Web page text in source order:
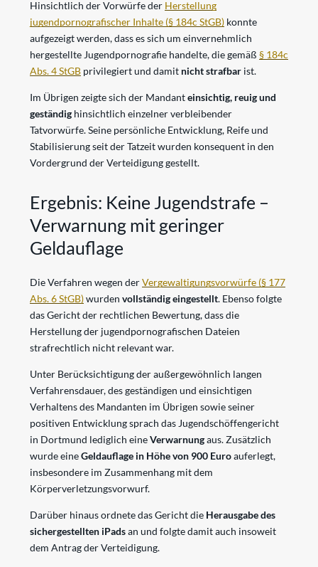
Hinsichtlich der Vorwürfe der Herstellung
jugendpornografischer Inhalte (§ 184c StGB) konnte
aufgezeigt werden, dass es sich um einvernehmlich
hergestellte Jugendpornografie handelte, die gemäß § 184c
Abs. 4 StGB privilegiert und damit nicht strafbar ist.
Im Übrigen zeigte sich der Mandanteinsichtig, reuig und
geständig hinsichtlich einzelner verbleibender
Tatvorwürfe. Seine persönliche Entwicklung, Reife und
Stabilisierung seit der Tatzeit wurden konsequent in den
Vordergrund der Verteidigung gestellt.
Ergebnis: Keine Jugendstrafe –
Verwarnung mit geringer
Geldauflage
Die Verfahren wegen derVergewaltigungsvorwürfe (§ 177
Abs. 6 StGB)wurden vollständig eingestellt. Ebenso folgte
das Gericht der rechtlichen Bewertung, dass die
Herstellung der jugendpornografischen Dateien
strafrechtlich nicht relevant war.
Unter Berücksichtigung der außergewöhnlich langen
Verfahrensdauer, des geständigen und einsichtigen
Verhaltens des Mandanten im Übrigen sowie seiner
positiven Entwicklung sprach das Jugendschöffengericht
in Dortmund lediglich eineVerwarnungaus. Zusätzlich
wurde eineGeldauflage in Höhe von 900 Euroauferlegt,
insbesondere im Zusammenhang mit dem
Körperverletzungsvorwurf.
Darüber hinaus ordnete das Gericht die Herausgabe des
sichergestellten iPadsan und folgte damit auch insoweit
dem Antrag der Verteidigung.